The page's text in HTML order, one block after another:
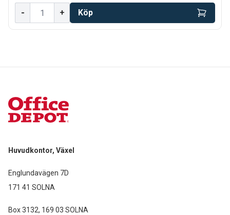
- + Köp
Huvudkontor, Växel
Englundavägen 7D
171 41 SOLNA
Box 3132, 169 03 SOLNA